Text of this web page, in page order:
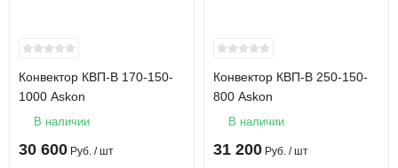
Конвектор КВП-В 170-150-
1000 Askon
В наличии
30 600 Руб. / шт
Конвектор КВП-В 250-150-
800 Askon
В наличии
31 200 Руб. / шт